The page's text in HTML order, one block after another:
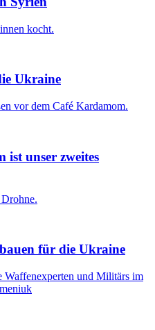
Ukraine
ist unser zweites
für die Ukraine